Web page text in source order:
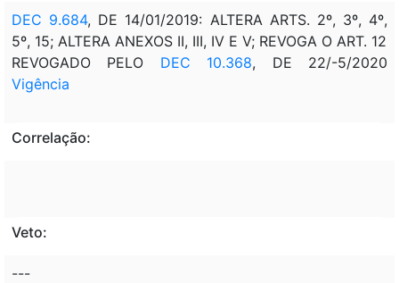
DEC 9.684, DE 14/01/2019: ALTERA ARTS. 2º, 3º, 4º,
5º, 15; ALTERA ANEXOS II, III, IV E V; REVOGA O ART. 12
REVOGADO PELO DEC 10.368, DE 22/-5/2020
Vigência
Correlação:
Veto:
---